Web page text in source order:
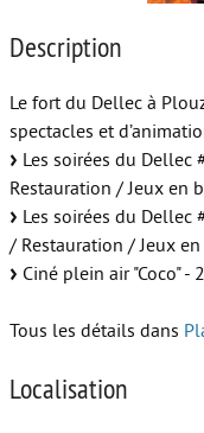
Description
Le fort du Dellec à
spectacles et
Les soirées du Dellec
Restauration / Jeux en
Les soirées du
/ Restauration / Jeux
Ciné plein air "Coco" -
Tous les détails dans
Localisation